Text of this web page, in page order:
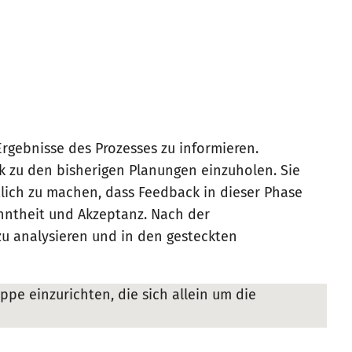
an den Beirat. Denn bereits hier können
des Beirates gemeint (z. B.
Fragen etc.). Andererseits sollten
ist.
mit Behinderungen, bzw. die Selbsthilfe im
sein. Geklärt werden muss auch, ob alle
ist.
Ausschüsse entsenden, Stellungnahmen
in seiner Arbeit zu unterstützen und auf
ob es hier Leitlinien gibt (z. B.
wie E-Mail, soziale Medien und
des Prozesses zu informieren.
den bisherigen Planungen einzuholen. Sie
zu machen, dass Feedback in dieser Phase
und Akzeptanz. Nach der
analysieren und in den gesteckten
einzurichten, die sich allein um die